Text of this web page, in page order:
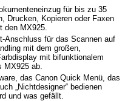
für bis zu 35
Drucken, Kopieren oder Faxen
den MX925.
Anschluss für das Scannen auf
mit dem großen,
mit bifunktionalem
MX925 ab.
das Canon Quick Menü, das
„Nichtdesigner“ bedienen
und was gefällt.